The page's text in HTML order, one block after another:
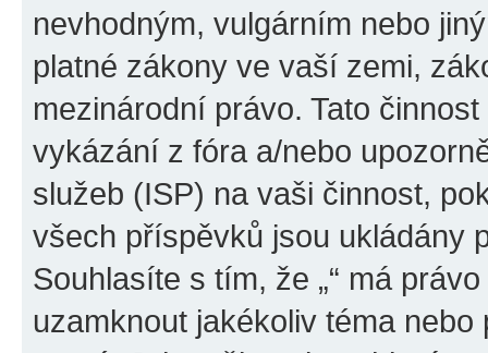
nevhodným, vulgárním nebo
platné zákony ve vaší zemi,
mezinárodní právo. Tato
vykázání z fóra a/nebo
služeb (ISP) na vaši činnost,
všech příspěvků jsou ukládány
Souhlasíte s tím, že „“ má
uzamknout jakékoliv téma